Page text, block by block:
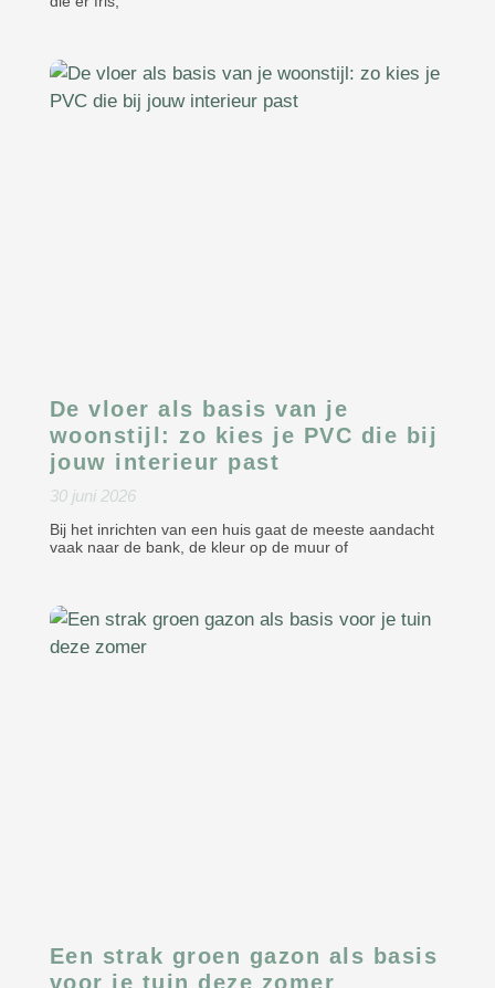
De vloer als basis van je
woonstijl: zo kies je PVC die bij
jouw interieur past
30 juni 2026
Bij het inrichten van een huis gaat de meeste aandacht
vaak naar de bank, de kleur op de muur of
Een strak groen gazon als basis
voor je tuin deze zomer